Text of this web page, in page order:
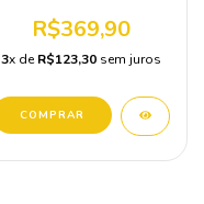
HIDROLISADA MÉDIO E
GRANDE PORTE 10,1 KG
R$369,90
3x deR$123,30 sem juros